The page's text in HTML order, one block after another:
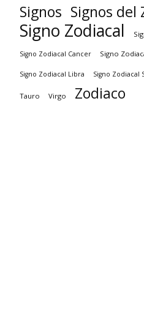
Signos Signos del
Signo Zodiacal
Signo Zodiacal Cancer Signo
Signo Zodiacal Libra Signo Zodiacal
Tauro Virgo Zodiaco